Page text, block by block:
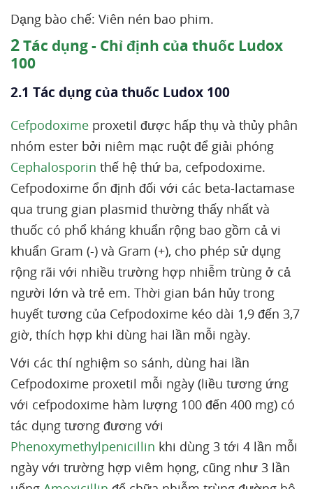
Dạng bào chế: Viên nén bao phim.
2Tác dụng - Chỉ định của thuốc Ludox
100
2.1 Tác dụng của thuốc Ludox 100
Cefpodoxime proxetil được hấp thụ và thủy phân
nhóm ester bởi niêm mạc ruột để giải phóng
Cephalosporin thế hệ thứ ba, cefpodoxime.
Cefpodoxime ổn định đối với các beta-lactamase
qua trung gian plasmid thường thấy nhất và
thuốc có phổ kháng khuẩn rộng bao gồm cả vi
khuẩn Gram (-) và Gram (+), cho phép sử dụng
rộng rãi với nhiều trường hợp nhiễm trùng ở cả
người lớn và trẻ em. Thời gian bán hủy trong
huyết tương của Cefpodoxime kéo dài 1,9 đến 3,7
giờ, thích hợp khi dùng hai lần mỗi ngày.
Với các thí nghiệm so sánh, dùng hai lần
Cefpodoxime proxetil mỗi ngày (liều tương ứng
với cefpodoxime hàm lượng 100 đến 400 mg) có
tác dụng tương đương với
Phenoxymethylpenicillin khi dùng 3 tới 4 lần mỗi
ngày với trường hợp viêm họng, cũng như 3 lần